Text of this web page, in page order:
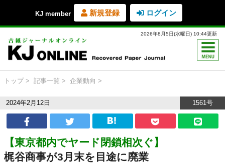
KJ member 新規登録 ログイン
2026年8月5日(水曜日) 10:44更新
トップ 記事一覧 企業動向
2024年2月12日 1561号
【東京都内でヤード閉鎖相次ぐ】
梶谷商事が3月末を目途に廃業